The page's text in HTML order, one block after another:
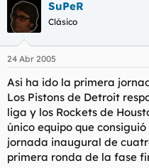
Korver está entre los 5
Iverson es Iverson.... no lo
debería.
SuPeR
Clásico
24 Abr 2005
Asi ha ido la primera
Los Pistons de Detroit
liga y los Rockets de
único equipo que
jornada inaugural de
primera ronda de la fase